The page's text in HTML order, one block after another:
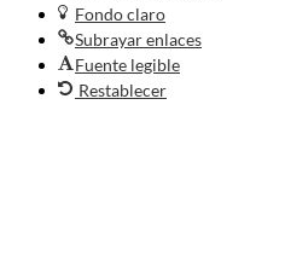
Fondo claro
Subrayar enlaces
Fuente legible
Restablecer